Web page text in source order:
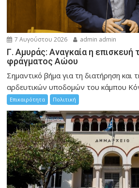
7 Αυγούστου 2026 admin admin
Γ. Αμυράς: Αναγκαία η επισκευή
φράγματος Αώου
Σημαντικό βήμα για τη διατήρηση και
αρδευτικών υποδομών του κάμπου
Επικαιρότητα Πολιτική